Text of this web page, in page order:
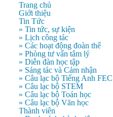
Trang chủ
Giới thiệu
Tin Tức
» Tin tức, sự kiện
» Lịch công tác
» Các hoạt động đoàn thể
» Phòng tư vấn tâm lý
» Diễn đàn học tập
» Sáng tác và Cảm nhận
» Câu lạc bộ Tiếng Anh FEC
» Câu lạc bộ STEM
» Câu lạc bộ Toán học
» Câu lạc bộ Văn học
Thành viên